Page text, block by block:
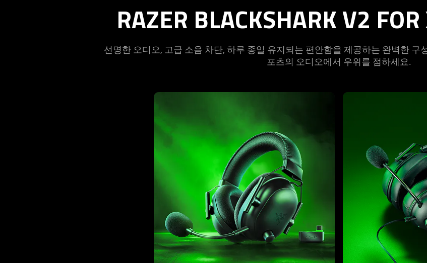
RAZER BLACKSHARK V2
선명한 오디오, 고급 소음 차단, 하루 종일 유지되는 편안함을 제공하는 완벽한 구
포츠의 오디오에서 우위를 점하세요.